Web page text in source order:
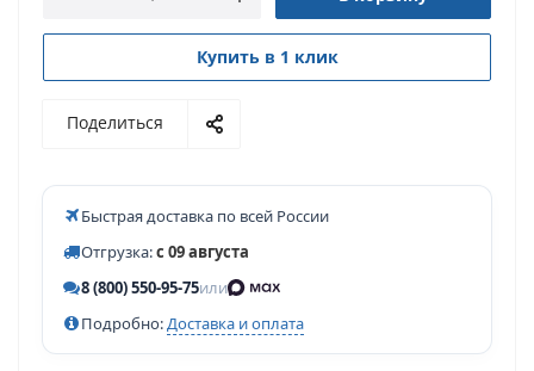
Купить в 1 клик
Поделиться
Быстрая доставка по всей России
Отгрузка:с 09 августа
8 (800) 550-95-75или
Подробно:Доставка и оплата